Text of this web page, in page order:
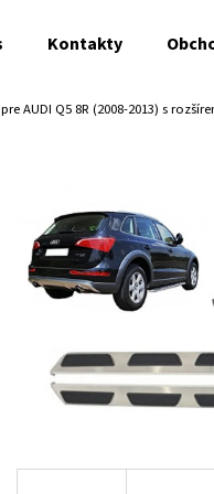
Kontakty
AUDI Q5 8R (2008-2013) s
Čo